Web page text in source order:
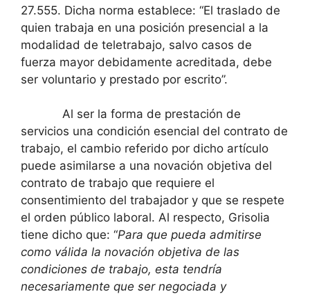
27.555. Dicha norma establece: “El traslado de
quien trabaja en una posición presencial a la
modalidad de teletrabajo, salvo casos de
fuerza mayor debidamente acreditada, debe
ser voluntario y prestado por escrito”.
Al ser la forma de prestación de
servicios una condición esencial del contrato de
trabajo, el cambio referido por dicho artículo
puede asimilarse a una novación objetiva del
contrato de trabajo que requiere el
consentimiento del trabajador y que se respete
el orden público laboral. Al respecto, Grisolia
tiene dicho que: “Para que pueda admitirse
como válida la novación objetiva de las
condiciones de trabajo, esta tendría
necesariamente que ser negociada y